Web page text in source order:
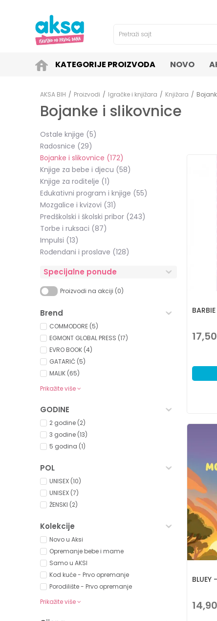
Pretraži sajt
KATEGORIJE PROIZVODA NOVO
AKSA BIH Proizvodi Igračke i knjižara Knjižara
Bojanke i slikovnice
Ostale knjige (5)
Radosnice (29)
Bojanke i slikovnice (172)
Knjige za bebe i djecu (58)
Knjige za roditelje (1)
Edukativni program i knjige (55)
Mozgalice i kvizovi (31)
Predškolski i školski pribor (243)
Torbe i ruksaci (87)
Impulsi (13)
Rođendani i proslave (128)
Specijalne ponude
Proizvodi na akciji (0)
Brend
COMMODORE (5)
EGMONT GLOBAL PRESS (17)
EVRO BOOK (4)
GATARIĆ (5)
MALIK (65)
Prikažite više
GODINE
2 godine (2)
3 godine (13)
5 godina (1)
POL
UNISEX (10)
UNISEX (7)
ŽENSKI (2)
Kolekcije
Novo u Aksi
Opremanje bebe i mame
Samo u AKSI
Kod kuće - Prvo opremanje
Porodilište - Prvo opremanje
Prikažite više
17,50
BLUEY
14,90